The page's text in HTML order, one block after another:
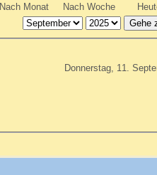
Nach Monat Nach Woche
Gehe
Donnerstag, 11.